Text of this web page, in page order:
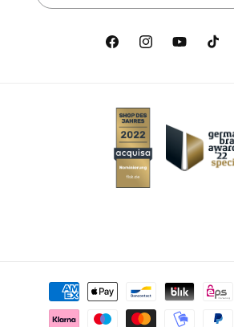
FacebookInstagramYouTubeTikTok
Zahlungsmethoden